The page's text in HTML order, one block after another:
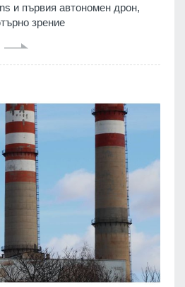
и първия автономен дрон,
зрение